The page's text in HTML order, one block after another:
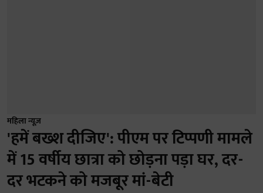
महिला न्यूज़
'हमें बख्श दीजिए': पीएम पर टिप्पणी मामले
में 15 वर्षीय छात्रा को छोड़ना पड़ा घर, दर-
दर भटकने को मजबूर मां-बेटी